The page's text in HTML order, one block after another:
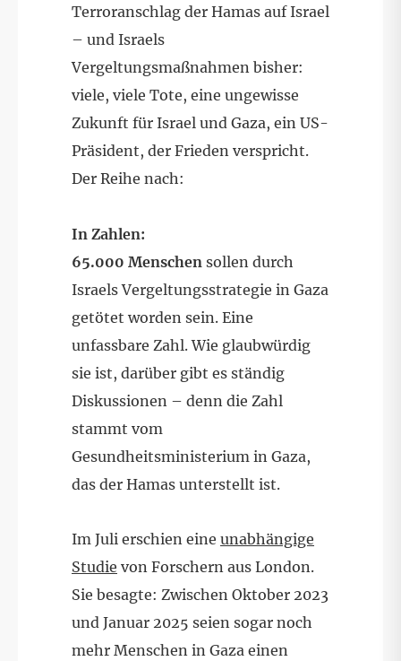
Terroranschlag der Hamas auf Israel
– und Israels
Vergeltungsmaßnahmen bisher:
viele, viele Tote, eine ungewisse
Zukunft für Israel und Gaza, ein US-
Präsident, der Frieden verspricht.
Der Reihe nach:
In Zahlen:
65.000 Menschen sollen durch
Israels Vergeltungsstrategie in Gaza
getötet worden sein. Eine
unfassbare Zahl. Wie glaubwürdig
sie ist, darüber gibt es ständig
Diskussionen – denn die Zahl
stammt vom
Gesundheitsministerium in Gaza,
das der Hamas unterstellt ist.
Im Juli erschien eine unabhängige
Studie von Forschern aus London.
Sie besagte: Zwischen Oktober 2023
und Januar 2025 seien sogar noch
mehr Menschen in Gaza einen